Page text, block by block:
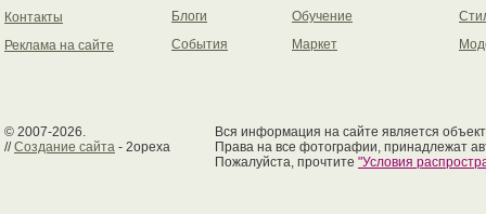
Контакты
Реклама на сайте
Блоги
События
Обучение
Маркет
© 2007-2026.
//Создание сайта - 2opexa
Вся информация на сайте является
Права на все фотографии, принадлежат
Пожалуйста, прочтите "Условия